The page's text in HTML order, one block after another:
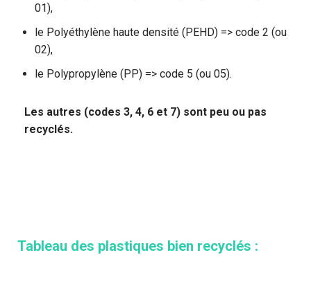
01),
le Polyéthylène haute densité (PEHD) => code 2 (ou
02),
le Polypropylène (PP) => code 5 (ou 05).
Les autres (codes 3, 4, 6 et 7) sont peu ou pas
recyclés.
Tableau des plastiques bien recyclés :